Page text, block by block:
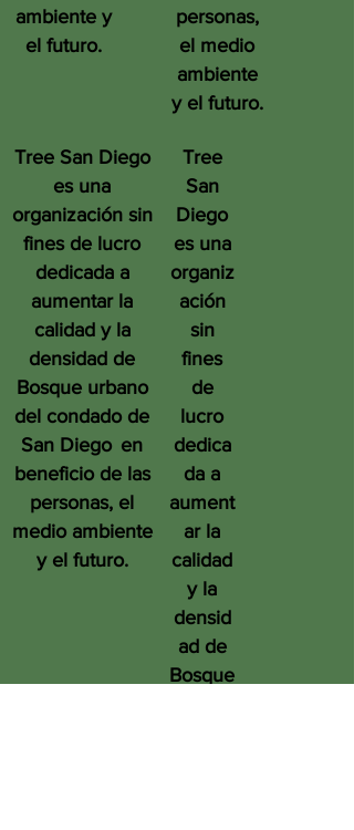
ambiente y
el futuro.
Tree San Diego
es una
organización sin
fines de lucro
dedicada a
aumentar la
calidad y la
densidad de
Bosque urbano
del condado de
San Diego en
beneficio de las
personas, el
medio ambiente
y el futuro.
personas,
el medio
ambiente
y el futuro.
Tree
San
Diego
es una
organiz
ación
sin
fines
de
lucro
dedica
da a
aument
ar la
calidad
y la
densid
ad de
Bosque